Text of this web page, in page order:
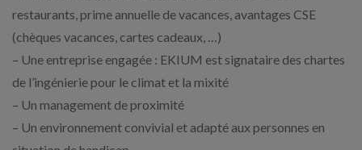
restaurants, prime annuelle de vacances, avantages CSE
(chèques vacances, cartes cadeaux, …)
– Une entreprise engagée : EKIUM est signataire des chartes
de l’ingénierie pour le climat et la mixité
– Un management de proximité
– Un environnement convivial et adapté aux personnes en